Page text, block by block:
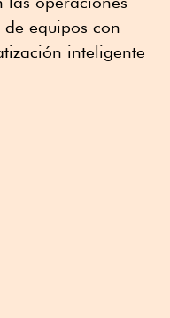
equipos con
inteligente